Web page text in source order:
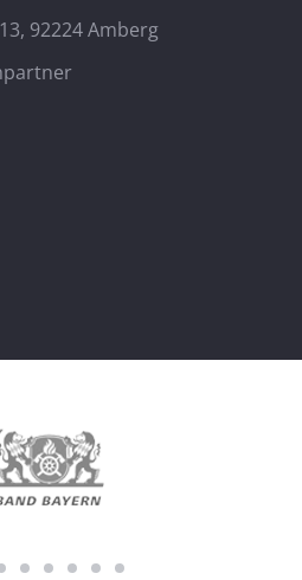
92224 Amberg